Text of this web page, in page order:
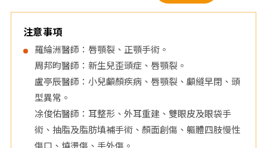
-
仁
愛
注意事項
羅綸洲醫師：唇顎裂、正顎手術。
周邦昀醫師：新生兒歪頭症、唇顎裂。
盧亭辰醫師：小兒顱顏疾病、唇顎裂、顱縫早閉、頭
型異常。
凃俊佑醫師：耳整形、外耳重建、雙眼皮及眼袋手
術、抽脂及脂肪填補手術、顏面創傷、軀體四肢慢性